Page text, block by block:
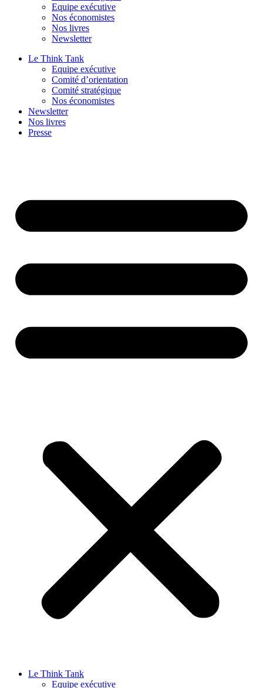
Equipe exécutive
Nos économistes
Nos livres
Newsletter
Le Think Tank
Equipe exécutive
Comité d’orientation
Comité stratégique
Nos économistes
Newsletter
Nos livres
Presse
Le Think Tank
Equipe exécutive